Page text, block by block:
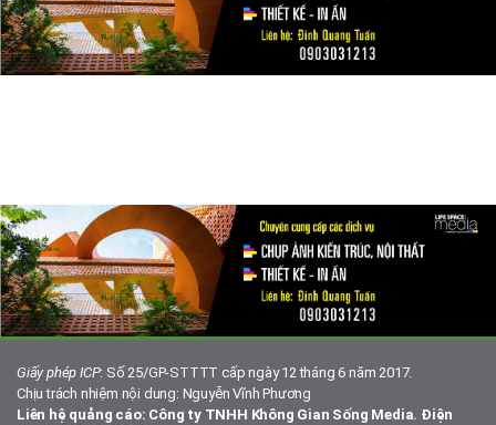
Giấy phép ICP: Số 25/GP-STTTT cấp ngày 12 tháng 6 năm 2017.
Chịu trách nhiệm nội dung: Nguyễn Vĩnh Phương
Liên hệ quảng cáo: Công ty TNHH Không Gian Sống Media. Điện